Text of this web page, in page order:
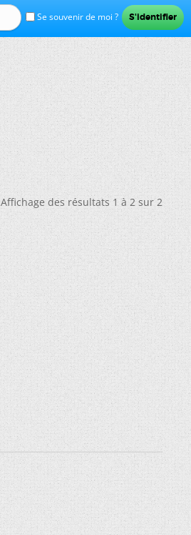
Se souvenir de moi ?
Affichage des résultats 1 à 2 sur 2